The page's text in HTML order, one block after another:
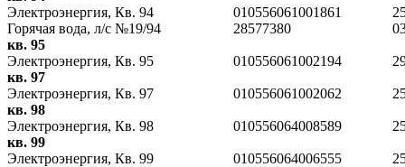
Электроэнергия, Кв. 94
010556061001861
Горячая вода, л/с №19/94
28577380
кв. 95
Электроэнергия, Кв. 95
010556061002194
кв. 97
Электроэнергия, Кв. 97
010556061002062
кв. 98
Электроэнергия, Кв. 98
010556064008589
кв. 99
Электроэнергия, Кв. 99
010556064006555